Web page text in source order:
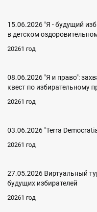
15.06.2026 "Я - будущий
в детском
20261 год
08.06.2026 "Я и право":
квест по избирательному
20261 год
03.06.2026 "Terra
20261 год
27.05.2026 Виртуальный
будущих избирателей
20261 год